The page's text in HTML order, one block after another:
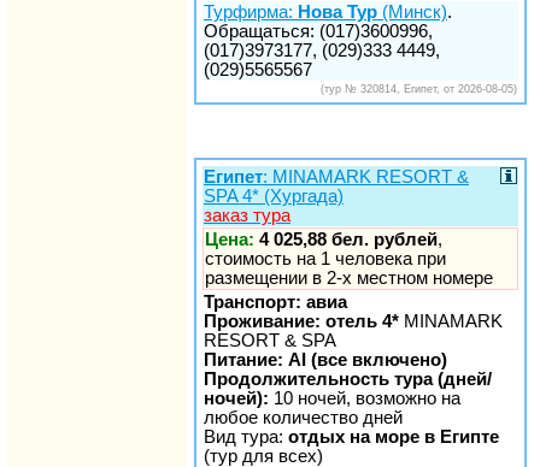
Турфирма: Нова Тур (Минск).
Обращаться: (017)3600996,
(017)3973177, (029)333 4449,
(029)5565567
(тур № 320814, Египет, от 2026-08-05)
Египет: MINAMARK RESORT &
SPA 4* (Хургада)
заказ тура
Цена: 4 025,88 бел. рублей,
стоимость на 1 человека при
размещении в 2-х местном номере
Транспорт: авиа
Проживание: отель 4* MINAMARK
RESORT & SPA
Питание: AI (все включено)
Продолжительность тура (дней/
ночей): 10 ночей, возможно на
любое количество дней
Вид тура: отдых на море в Египте
(тур для всех)